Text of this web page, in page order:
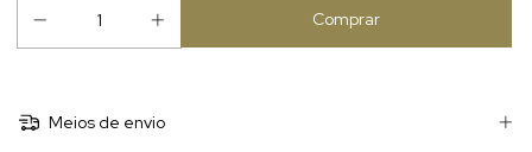
Meios de envio